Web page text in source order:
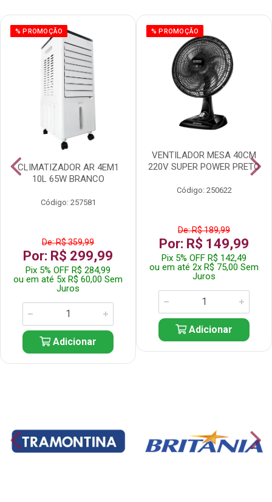
% PROMOÇÃO
CLIMATIZADOR AR 4EM1
10L 65W BRANCO
Código: 257581
De: R$ 359,99
Por: R$ 299,99
Pix 5% OFF R$ 284,99
ou em até 5x R$ 60,00 Sem
Juros
Adicionar
% PROMOÇÃO
VENTILADOR MESA 40CM
220V SUPER POWER PRETO
Código: 250622
De: R$ 189,99
Por: R$ 149,99
Pix 5% OFF R$ 142,49
ou em até 2x R$ 75,00 Sem
Juros
Adicionar